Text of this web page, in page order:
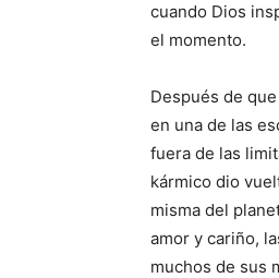
cuando Dios
el momento.
Después de
en una de las
fuera de las
kármico dio
misma del
amor y cariño,
muchos de sus